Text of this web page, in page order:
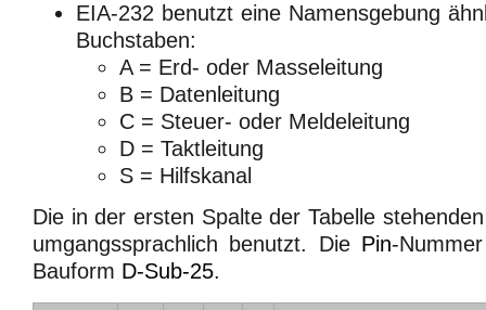
EIA-232 benutzt eine Namensgebung
Buchstaben:
A = Erd- oder Masseleitung
B = Datenleitung
C = Steuer- oder Meldeleitung
D = Taktleitung
S = Hilfskanal
Die in der ersten Spalte der Tabelle
umgangssprachlich benutzt. Die Pin-
Bauform D-Sub-25.